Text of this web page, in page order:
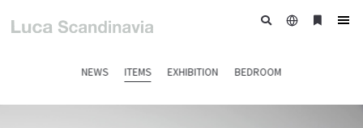
NEWS ITEMS EXHIBITION BEDROOM
日
ブ
ー